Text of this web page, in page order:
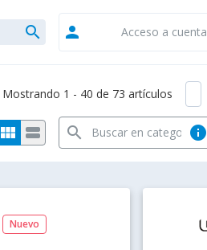
search person Acceso a cuenta
Mostrando 1 - 40 de 73 artículos
view_module view_stream info
search
Nuevo